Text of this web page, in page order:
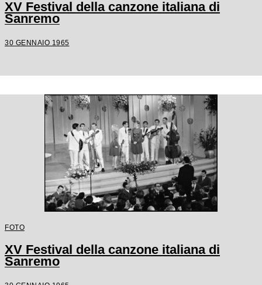
XV Festival della canzone italiana di
Sanremo
30 GENNAIO 1965
FOTO
XV Festival della canzone italiana di
Sanremo